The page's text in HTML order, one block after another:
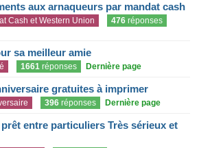
aux arnaqueurs par mandat cash
Cash et Western Union 476 réponses
sa meilleur amie
1661 réponses Dernière page
gratuites à imprimer
396 réponses Dernière page
entre particuliers Très sérieux et